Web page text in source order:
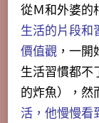
從Ｍ和外婆的
生活的片段和
價值觀 ，一
生活習慣都不
的炸魚），然
活，他慢慢看